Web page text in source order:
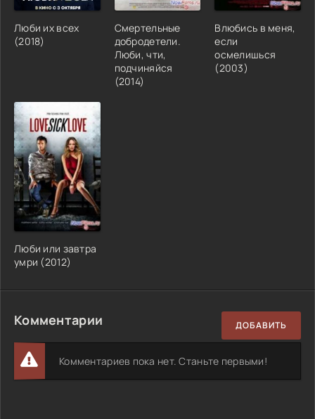
Люби их всех
(2018)
Смертельные
добродетели.
Люби, чти,
подчиняйся
(2014)
Влюбись в меня,
если
осмелишься
(2003)
Люби или завтра
умри (2012)
Комментарии ДОБАВИТЬ
Комментариев пока нет. Станьте первыми!